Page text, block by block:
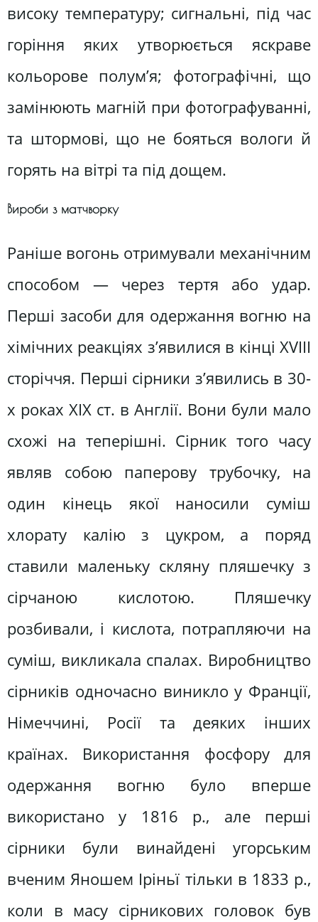
високу температуру; сигнальні, під час
горіння яких утворюється яскраве
кольорове полум’я; фотографічні, що
замінюють магній при фотографуванні,
та штормові, що не бояться вологи й
горять на вітрі та під дощем.
Вироби з матчворку
Раніше вогонь отримували механічним
способом — через тертя або удар.
Перші засоби для одержання вогню на
хімічних реакціях з’явилися в кінці XVIII
сторіччя. Перші сірники з’явились в 30-
х роках XIX ст. в Англії. Вони були мало
схожі на теперішні. Сірник того часу
являв собою паперову трубочку, на
один кінець якої наносили суміш
хлорату калію з цукром, а поряд
ставили маленьку скляну пляшечку з
сірчаною кислотою. Пляшечку
розбивали, і кислота, потрапляючи на
суміш, викликала спалах. Виробництво
сірників одночасно виникло у Франції,
Німеччині, Росії та деяких інших
країнах. Використання фосфору для
одержання вогню було вперше
використано у 1816 р., але перші
сірники були винайдені угорським
вченим Яношем Іріньї тільки в 1833 р.,
коли в масу сірникових головок був